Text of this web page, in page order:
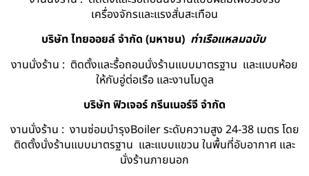
เครื่องจักรและแรงสั่นสะเทือน
บริษัท ไทยออยล์ จํากัด (มหาชน) ท่าเรือแหลมฉบับ
งานนั่งร้าน : ติดตั้งและรื้อถอนนั่งร้านแบบมาตรฐาน และแบบห้อย
ให้กับอู่ต่อเรือ และงานโมดูล
บริษัท ฟิวเจอร์ กรีนเนอร์จี จำกัด
งานนั่งร้าน : งานซ่อมบำรุงBoiler ระดับความสูง 24-38 เมตร โดย
ติดตั้งนั่งร้านแบบมาตรฐาน และแบบแขวน ในพื้นที่อับอากาศ และ
นั่งร้านภายนอก